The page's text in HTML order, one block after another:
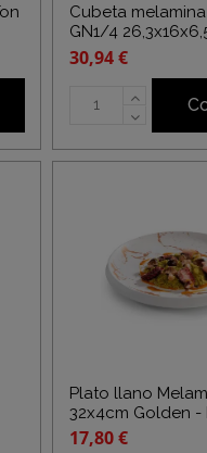
Cubeta
GN1/4
30,94 €
Plato llano
32x4cm Golden -
17,80 €